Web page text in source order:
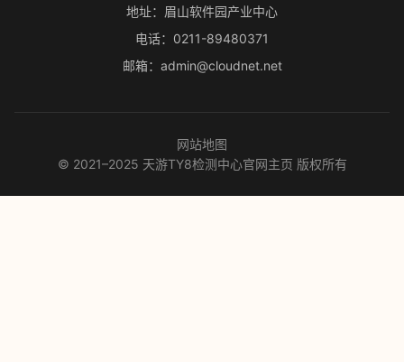
地址：眉山软件园产业中心
电话：0211-89480371
邮箱：admin@cloudnet.net
网站地图
© 2021–2025 天游TY8检测中心官网主页 版权所有